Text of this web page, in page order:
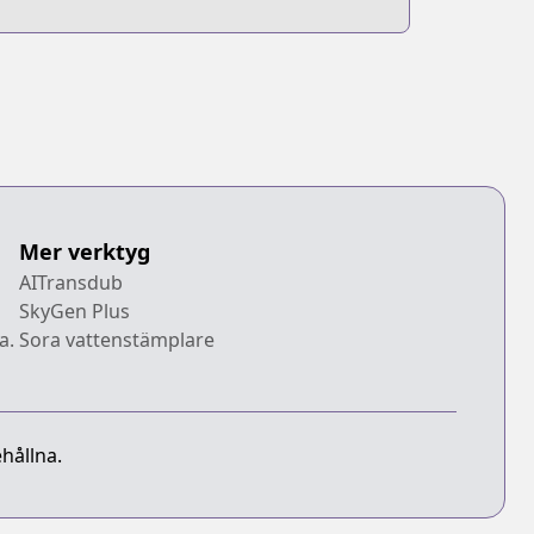
Mer verktyg
AITransdub
SkyGen Plus
Sora vattenstämplare